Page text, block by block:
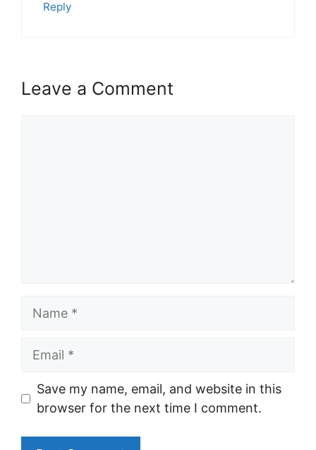
Reply
Leave a Comment
Save my name, email, and website in this
browser for the next time I comment.